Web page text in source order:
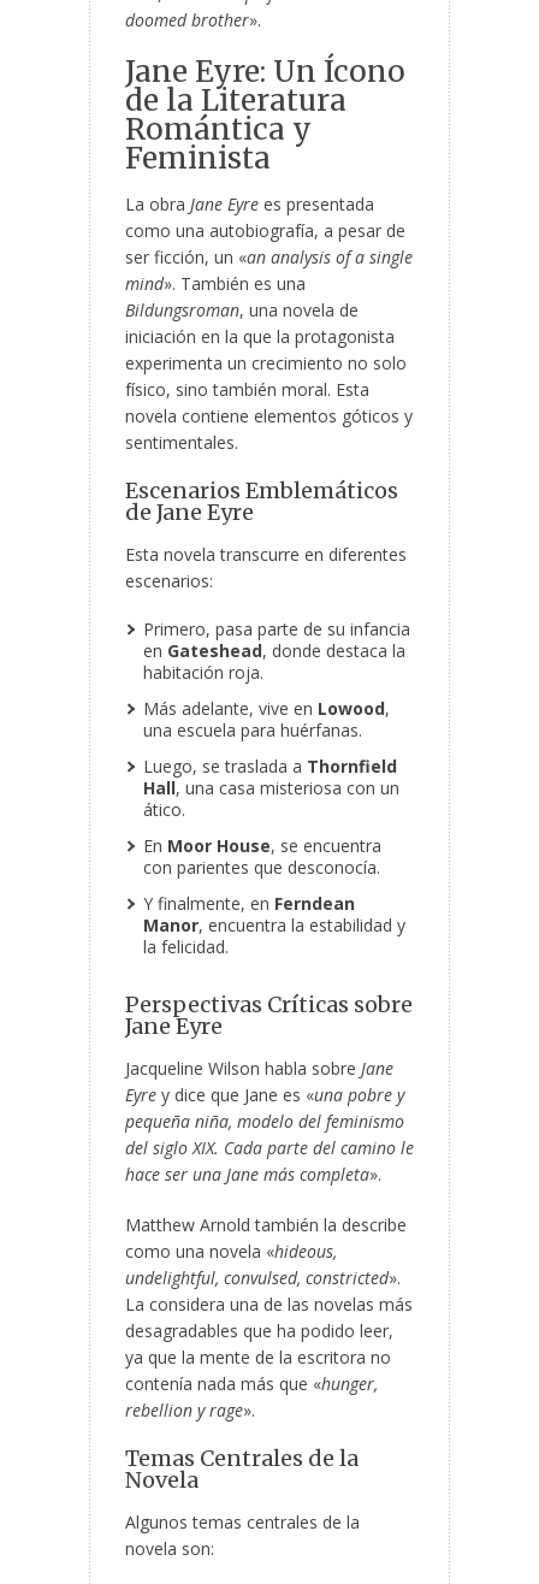
doomed brother».
Jane Eyre: Un Ícono
de la Literatura
Romántica y
Feminista
La obra Jane Eyre es presentada
como una autobiografía, a pesar de
ser ficción, un «an analysis of a single
mind». También es una
Bildungsroman, una novela de
iniciación en la que la protagonista
experimenta un crecimiento no solo
físico, sino también moral. Esta
novela contiene elementos góticos y
sentimentales.
Escenarios Emblemáticos
de Jane Eyre
Esta novela transcurre en diferentes
escenarios:
Primero, pasa parte de su infancia
en Gateshead, donde destaca la
habitación roja.
Más adelante, vive en Lowood,
una escuela para huérfanas.
Luego, se traslada a Thornfield
Hall, una casa misteriosa con un
ático.
En Moor House, se encuentra
con parientes que desconocía.
Y finalmente, en Ferndean
Manor, encuentra la estabilidad y
la felicidad.
Perspectivas Críticas sobre
Jane Eyre
Jacqueline Wilson habla sobre Jane
Eyre y dice que Jane es «una pobre y
pequeña niña, modelo del feminismo
del siglo XIX. Cada parte del camino le
hace ser una Jane más completa».
Matthew Arnold también la describe
como una novela «hideous,
undelightful, convulsed, constricted».
La considera una de las novelas más
desagradables que ha podido leer,
ya que la mente de la escritora no
contenía nada más que «hunger,
rebellion y rage».
Temas Centrales de la
Novela
Algunos temas centrales de la
novela son: